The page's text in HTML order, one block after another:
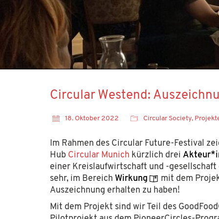
Circular Westend:
18. Oktober 2022 Circular Society,
Im Rahmen des Circular Future-Festival
Hub Circular Munich kürzlich drei
einer Kreislaufwirtschaft und -gesellschaft
sehr, im Bereich Wirkung mit dem
Auszeichnung erhalten zu haben!
Mit dem Projekt sind wir Teil des
socialdesign.de ist ein Projekt derHans Sauer
Förderung von Wissenschaft und Forschung.
Kontaktieren Sie uns gerne per E-Mail über
Soziale Netzwerke